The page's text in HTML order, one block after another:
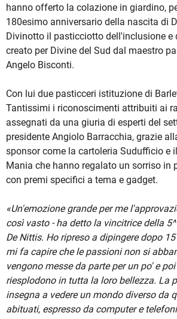
hanno offerto la colazione in giardino,
180esimo anniversario della nascita di
Divinotto il pasticciotto dell'inclusione e
creato per Divine del Sud dal maestro
Angelo Bisconti.
Con lui due pasticceri istituzione di
Tantissimi i riconoscimenti attribuiti ai
assegnati da una giuria di esperti del
presidente Angiolo Barracchia, grazie
sponsor come la cartoleria Sudufficio e
Mania che hanno regalato un sorriso in
con premi specifici a tema e gadget.
«Un'emozione grande per me
così vasto - ha detto la vincitrice della
De Nittis. Ho ripreso a dipingere dopo
mi fa capire che le passioni non si
vengono messe da parte per un po' e
riesplodono in tutta la loro bellezza. La
insegna a vedere un mondo diverso da
abituati, espresso da computer e